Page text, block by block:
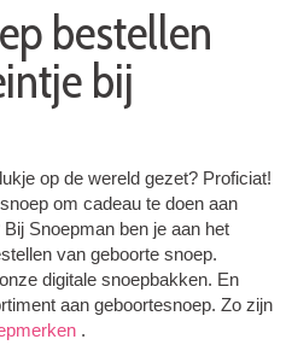
bestellen
bij
op de wereld gezet? Proficiat!
om cadeau te doen aan
Snoepman ben je aan het
van geboorte snoep.
digitale snoepbakken. En
aan geboortesnoep. Zo zijn
.